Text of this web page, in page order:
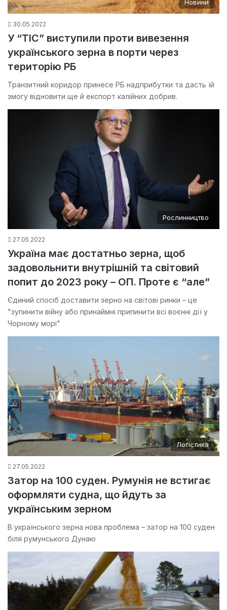
Новини
30.05.2022
У “ТІС” виступили проти вивезення
українського зерна в порти через
територію РБ
Транзитний коридор принесе РБ надприбутки та дасть їй
змогу відновити ще й експорт калійних добрив.
Рослинництво
27.05.2022
Україна має достатньо зерна, щоб
задовольнити внутрішній та світовий
попит до 2023 року – ОП. Проте є “але”
Єдиний спосіб доставити зерно на світові ринки – це
"зупинити війну або принаймні припинити всі воєнні дії у
Чорному морі"
Логістика
27.05.2022
Затор на 100 суден. Румунія не встигає
оформляти судна, що йдуть за
українським зерном
В українського зерна нова проблема – затор на 100 суден
біля румунського Дунаю